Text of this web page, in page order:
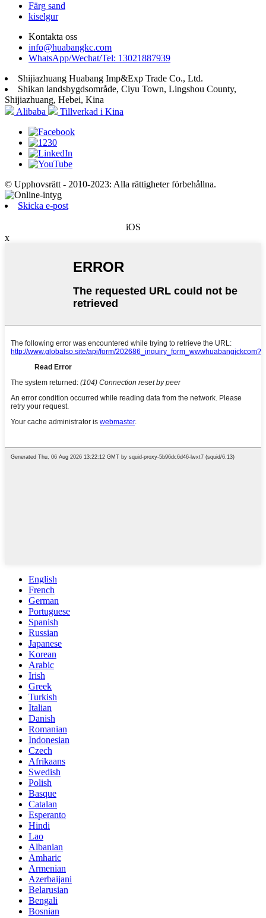
Färg sand
kiselgur
Kontakta oss
info@huabangkc.com
WhatsApp/Wechat/Tel: 13021887939
Shijiazhuang Huabang Imp&Exp Trade Co., Ltd.
Shikan landsbygdsområde, Ciyu Town, Lingshou County,
Shijiazhuang, Hebei, Kina
Alibaba
Tillverkad i Kina
© Upphovsrätt - 2010-2023: Alla rättigheter förbehållna.
Skicka e-post
iOS
x
English
French
German
Portuguese
Spanish
Russian
Japanese
Korean
Arabic
Irish
Greek
Turkish
Italian
Danish
Romanian
Indonesian
Czech
Afrikaans
Swedish
Polish
Basque
Catalan
Esperanto
Hindi
Lao
Albanian
Amharic
Armenian
Azerbaijani
Belarusian
Bengali
Bosnian